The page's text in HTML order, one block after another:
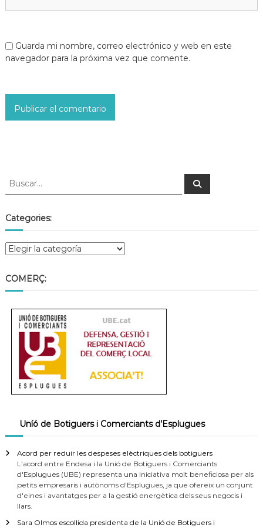
Guarda mi nombre, correo electrónico y web en este
navegador para la próxima vez que comente.
Categories:
COMERÇ:
Uníó de Botiguers i Comerciants d’Esplugues
Acord per reduir les despeses elèctriques dels botiguers
L'acord entre Endesa i la Unió de Botiguers i Comerciants
d'Esplugues (UBE) representa una iniciativa molt beneficiosa per als
petits empresaris i autònoms d'Esplugues, ja que ofereix un conjunt
d'eines i avantatges per a la gestió energètica dels seus negocis i
llars.
Sara Olmos escollida presidenta de la Unió de Botiguers i